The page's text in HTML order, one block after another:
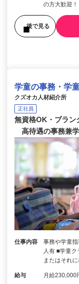
の方大歓迎
後で見る
学童の事務・学
クズオカ人材紹介所
正社員
無資格OK・ブラン
高待遇の事務兼
仕事内容
事務や学童
人有 ■学童ク
またはそれ
給与 月給230,000